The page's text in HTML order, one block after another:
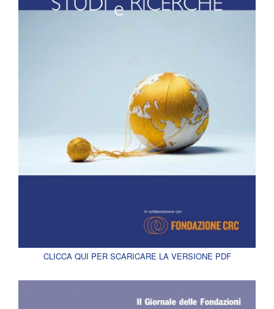
CLICCA QUI PER SCARICARE LA VERSIONE PDF